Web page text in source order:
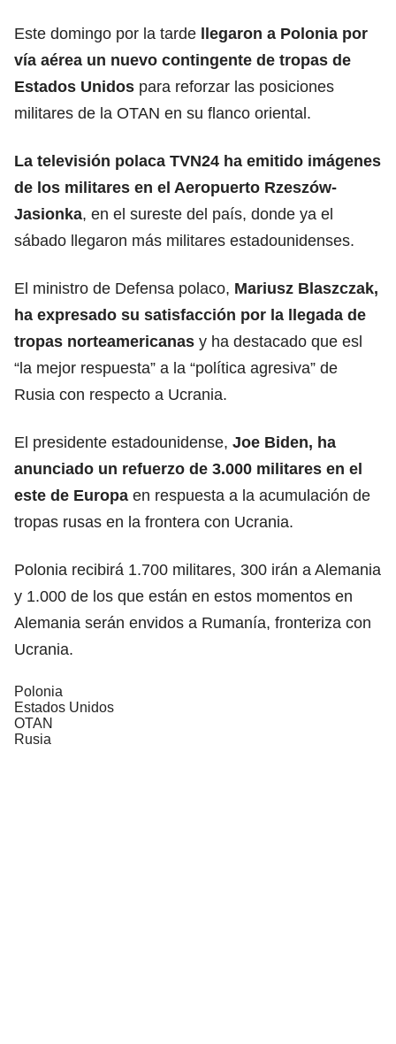
Este domingo por la tarde llegaron a Polonia por
vía aérea un nuevo contingente de tropas de
Estados Unidos para reforzar las posiciones
militares de la OTAN en su flanco oriental.
La televisión polaca TVN24 ha emitido imágenes
de los militares en el Aeropuerto Rzeszów-
Jasionka, en el sureste del país, donde ya el
sábado llegaron más militares estadounidenses.
El ministro de Defensa polaco, Mariusz Blaszczak,
ha expresado su satisfacción por la llegada de
tropas norteamericanas y ha destacado que esl
“la mejor respuesta” a la “política agresiva” de
Rusia con respecto a Ucrania.
El presidente estadounidense, Joe Biden, ha
anunciado un refuerzo de 3.000 militares en el
este de Europa en respuesta a la acumulación de
tropas rusas en la frontera con Ucrania.
Polonia recibirá 1.700 militares, 300 irán a Alemania
y 1.000 de los que están en estos momentos en
Alemania serán envidos a Rumanía, fronteriza con
Ucrania.
Polonia
Estados Unidos
OTAN
Rusia